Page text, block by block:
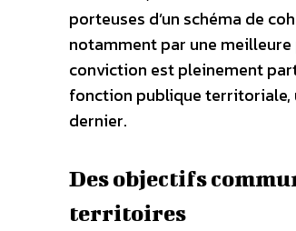
porteuses d’un schéma de
notamment par une
conviction est pleinement
fonction publique territoriale,
dernier.
Des objectifs
territoires